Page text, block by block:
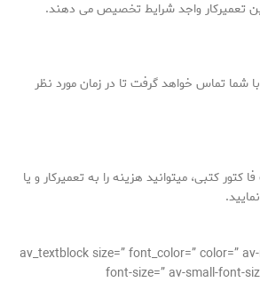
تعمیرکار واجد شرایط تخصیص می دهند.
شما تماس خواهد گرفت تا در زمان مورد نظر
کتور کتبی، میتوانید هزینه را به تعمیرکار و یا
[/av_one_full][av_textblock size=” font_color=” color=”
font-size=” av-small-font-